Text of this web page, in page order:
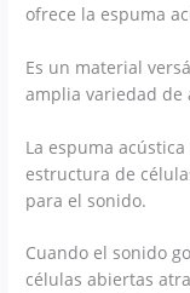
ofrece la espuma
Es un material
amplia variedad de
La espuma
estructura de
para el sonido.
Cuando el sonido
células abiertas